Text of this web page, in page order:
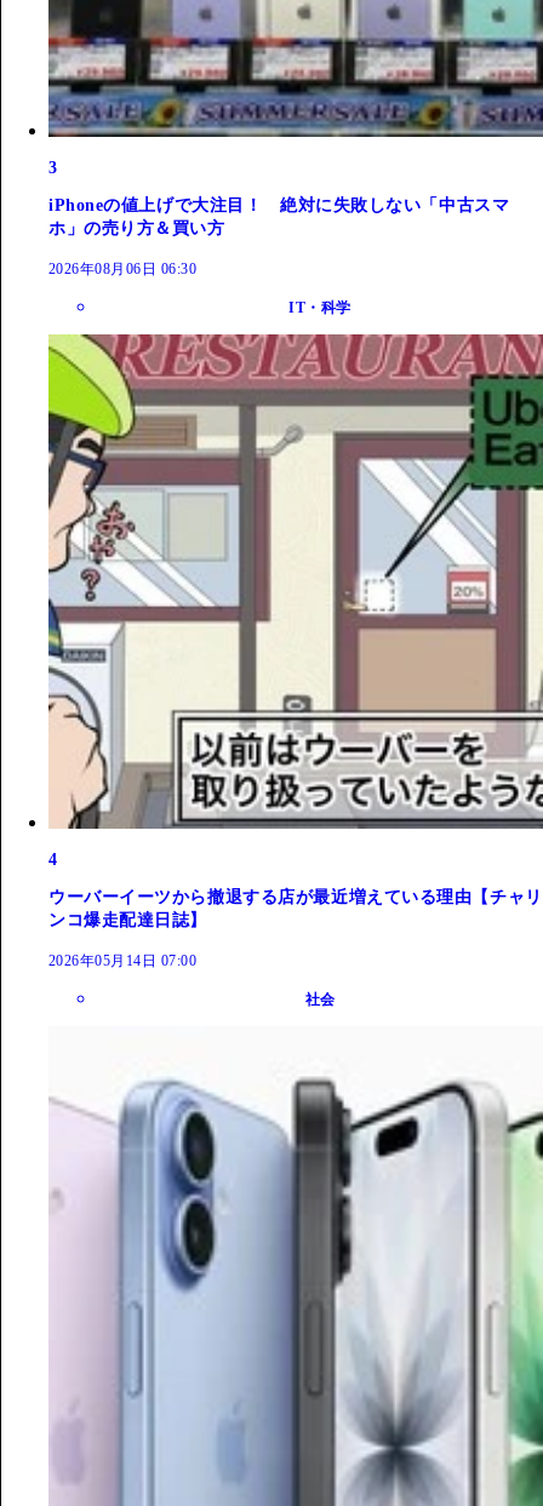
3
iPhoneの値上げで大注目！ 絶対に失敗しない「中古スマ
ホ」の売り方＆買い方
2026年08月06日 06:30
IT・科学
4
ウーバーイーツから撤退する店が最近増えている理由【チャリ
ンコ爆走配達日誌】
2026年05月14日 07:00
社会